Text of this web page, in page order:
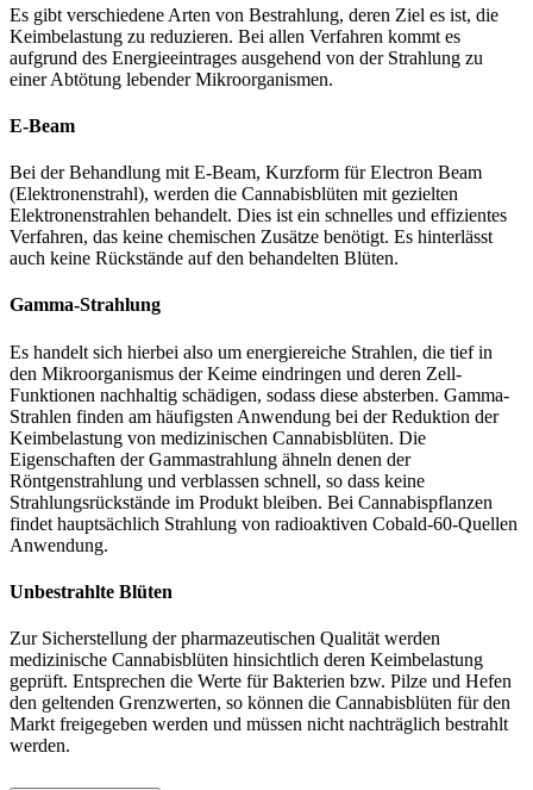
Es gibt verschiedene Arten von Bestrahlung, deren Ziel es ist, die
Keimbelastung zu reduzieren. Bei allen Verfahren kommt es
aufgrund des Energieeintrages ausgehend von der Strahlung zu
einer Abtötung lebender Mikroorganismen.
E-Beam
Bei der Behandlung mit E-Beam, Kurzform für Electron Beam
(Elektronenstrahl), werden die Cannabisblüten mit gezielten
Elektronenstrahlen behandelt. Dies ist ein schnelles und effizientes
Verfahren, das keine chemischen Zusätze benötigt. Es hinterlässt
auch keine Rückstände auf den behandelten Blüten.
Gamma-Strahlung
Es handelt sich hierbei also um energiereiche Strahlen, die tief in
den Mikroorganismus der Keime eindringen und deren Zell-
Funktionen nachhaltig schädigen, sodass diese absterben. Gamma-
Strahlen finden am häufigsten Anwendung bei der Reduktion der
Keimbelastung von medizinischen Cannabisblüten. Die
Eigenschaften der Gammastrahlung ähneln denen der
Röntgenstrahlung und verblassen schnell, so dass keine
Strahlungsrückstände im Produkt bleiben. Bei Cannabispflanzen
findet hauptsächlich Strahlung von radioaktiven Cobald-60-Quellen
Anwendung.
Unbestrahlte Blüten
Zur Sicherstellung der pharmazeutischen Qualität werden
medizinische Cannabisblüten hinsichtlich deren Keimbelastung
geprüft. Entsprechen die Werte für Bakterien bzw. Pilze und Hefen
den geltenden Grenzwerten, so können die Cannabisblüten für den
Markt freigegeben werden und müssen nicht nachträglich bestrahlt
werden.